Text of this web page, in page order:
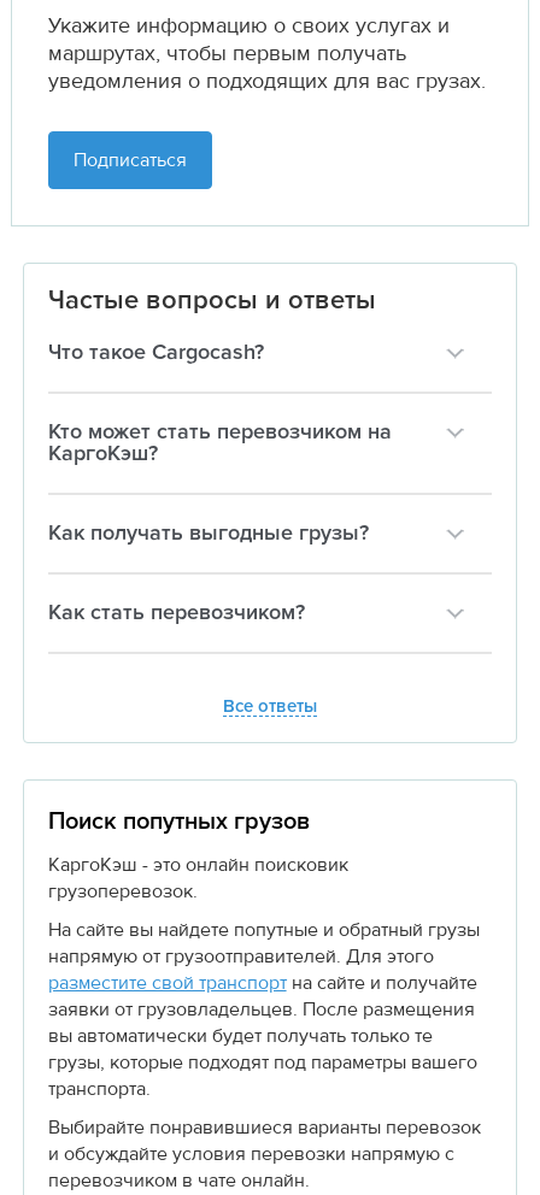
Укажите информацию о своих услугах и
маршрутах, чтобы первым получать
уведомления о подходящих для вас грузах.
Подписаться
Частые вопросы и ответы
Что такое Cargocash?
Кто может стать перевозчиком на
КаргоКэш?
Как получать выгодные грузы?
Как стать перевозчиком?
Все ответы
Поиск попутных грузов
КаргоКэш - это онлайн поисковик
грузоперевозок.
На сайте вы найдете попутные и обратный грузы
напрямую от грузоотправителей. Для этого
разместите свой транспортна сайте и получайте
заявки от грузовладельцев. После размещения
вы автоматически будет получать только те
грузы, которые подходят под параметры вашего
транспорта.
Выбирайте понравившиеся варианты перевозок
и обсуждайте условия перевозки напрямую с
перевозчиком в чате онлайн.